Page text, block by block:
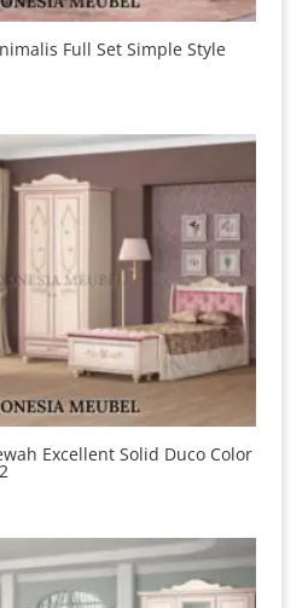
Full Set Simple Style
Excellent Solid Duco Color